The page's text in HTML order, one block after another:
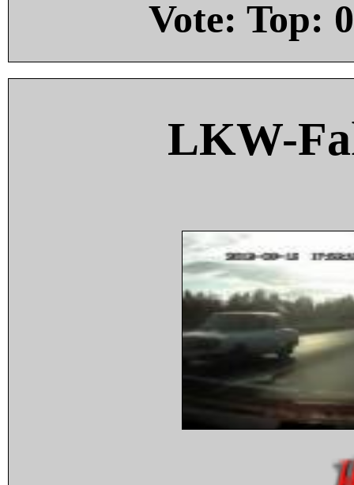
Vote: Top: 0
LKW-